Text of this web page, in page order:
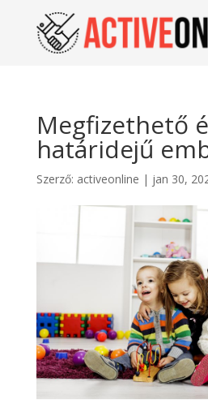
Megfizethető
határidejű
Szerző: activeonline | jan 30,